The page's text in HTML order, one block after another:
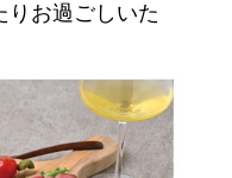
りお過ごしいた